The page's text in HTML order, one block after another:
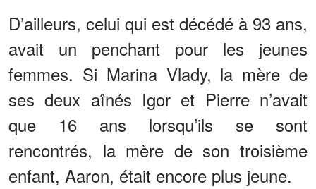
D’ailleurs, celui qui est décédé à 93 ans,
avait un penchant pour les jeunes
femmes. Si Marina Vlady, la mère de
ses deux aînés Igor et Pierre n’avait
que 16 ans lorsqu’ils se sont
rencontrés, la mère de son troisième
enfant, Aaron, était encore plus jeune.